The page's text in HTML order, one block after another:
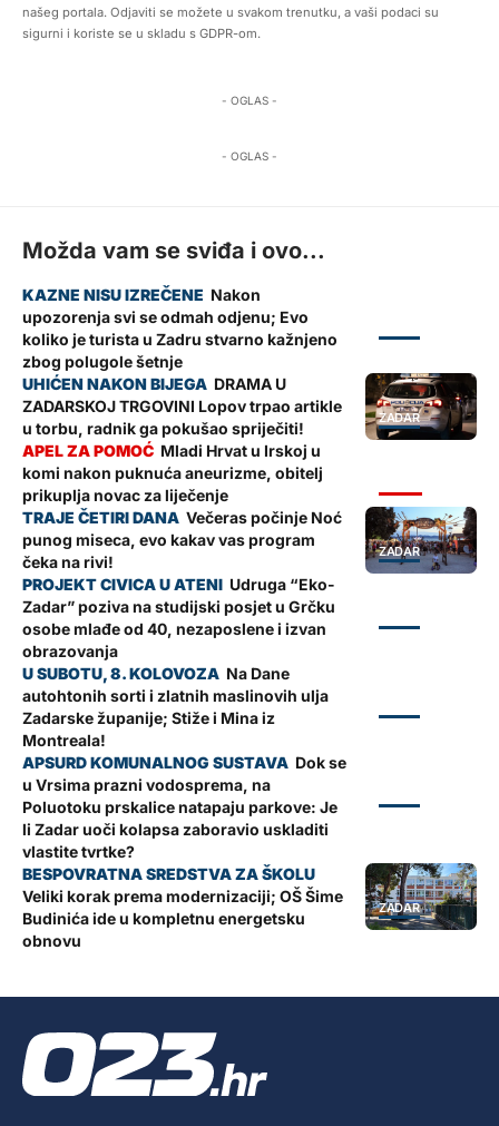
našeg portala. Odjaviti se možete u svakom trenutku, a vaši podaci su
sigurni i koriste se u skladu s GDPR-om.
- OGLAS -
- OGLAS -
Možda vam se sviđa i ovo...
Nakon
upozorenja svi se odmah odjenu; Evo
koliko je turista u Zadru stvarno kažnjeno
zbog polugole šetnje
ZADAR
DRAMA U
ZADARSKOJ TRGOVINI Lopov trpao artikle
u torbu, radnik ga pokušao spriječiti!
Mladi Hrvat u Irskoj u
komi nakon puknuća aneurizme, obitelj
prikuplja novac za liječenje
ZADAR
Večeras počinje Noć
punog miseca, evo kakav vas program
čeka na rivi!
Udruga “Eko-
Zadar” poziva na studijski posjet u Grčku
osobe mlađe od 40, nezaposlene i izvan
obrazovanja
Na Dane
autohtonih sorti i zlatnih maslinovih ulja
Zadarske županije; Stiže i Mina iz
Montreala!
Dok se
u Vrsima prazni vodosprema, na
Poluotoku prskalice natapaju parkove: Je
li Zadar uoči kolapsa zaboravio uskladiti
vlastite tvrtke?
ZADAR
Veliki korak prema modernizaciji; OŠ Šime
Budinića ide u kompletnu energetsku
obnovu